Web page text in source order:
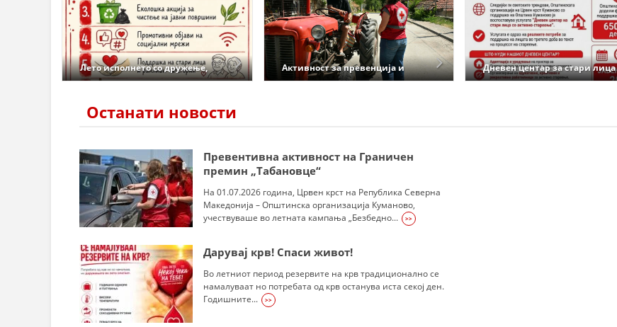
MЕЃУНАРОДНО ХУМАНИТАРНО ПРАВО
ПРОМОЦИЈА НА ХУМАНИ ВРЕДНОСТИ
УПОТРЕБА И ЗАШТИТА НА АМБЛЕМОТ
Лето исполнето со дружење,
учење и волонтирање!
Активност за превенција и
заштита од пожари
Дневен центар за стари лица
со активно стареење
Останати новости
Превентивна активност на Граничен
премин „Табановце“
На 01.07.2026 година, Црвен крст на Република Северна
Македонија – Општинска организација Куманово,
учествуваше во летната кампања „Безбедно...
>>
Дарувај крв! Спаси живот!
Во летниот период резервите на крв традиционално се
намалуваат но потребата од крв останува иста секој ден.
Годишните...
>>